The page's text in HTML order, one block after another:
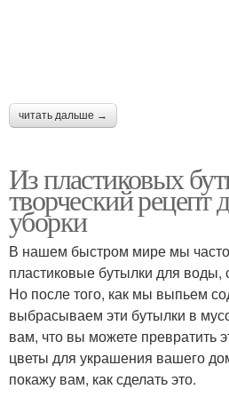
читать дальше →
Из пластиковых
творческий
уборки
В нашем быстром мире мы
пластиковые бутылки для воды,
Но после того, как мы выпьем
выбрасываем эти бутылки в
вам, что вы можете превратить
цветы для украшения вашего
покажу вам, как сделать это.